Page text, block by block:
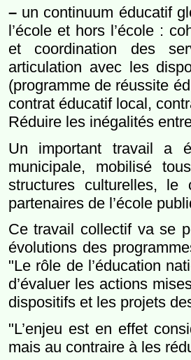
–un continuum éducatif
l’école et hors l’école :
et coordination des
articulation avec les
(programme de réussite
contrat éducatif local,
Réduire les inégalités
Un important travail a
municipale, mobilisé
structures culturelles, le
partenaires de l’école
Ce travail collectif va se
évolutions des
"Le rôle de l’éducation
d’évaluer les actions
dispositifs et les projets
"L’enjeu est en effet
mais au contraire à les